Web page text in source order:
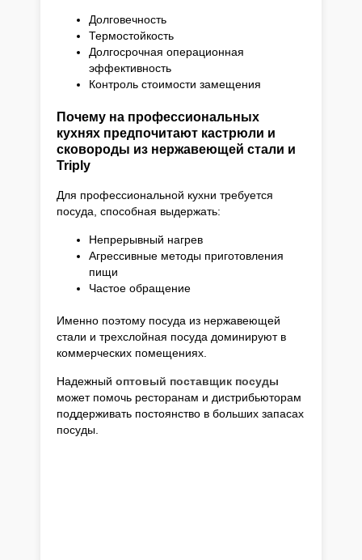
Долговечность
Термостойкость
Долгосрочная операционная
эффективность
Контроль стоимости замещения
Почему на профессиональных
кухнях предпочитают кастрюли и
сковороды из нержавеющей стали и
Triply
Для профессиональной кухни требуется
посуда, способная выдержать:
Непрерывный нагрев
Агрессивные методы приготовления
пищи
Частое обращение
Именно поэтому посуда из нержавеющей
стали и трехслойная посуда доминируют в
коммерческих помещениях.
Надежный оптовый поставщик посуды
может помочь ресторанам и дистрибьюторам
поддерживать постоянство в больших запасах
посуды.